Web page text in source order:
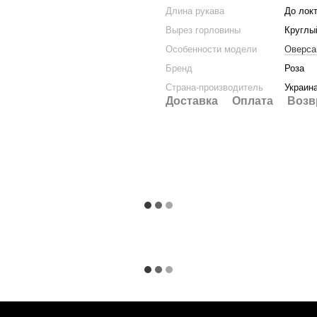
Длина рукава
До
Вырез горловины
Особенности модели
Бренд
Роза
Страна-производитель
Доставка Оплата